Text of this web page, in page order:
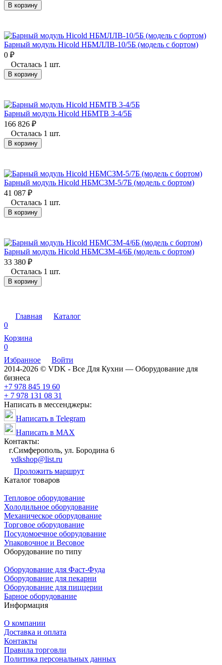
В корзину
Барный модуль Hicold НБМЛЛВ-10/5Б (модель с бортом)
0 ₽
Осталась 1 шт.
В корзину
Барный модуль Hicold НБМТВ 3-4/5Б
166 826 ₽
Осталась 1 шт.
В корзину
Барный модуль Hicold НБМСЗМ-5/7Б (модель с бортом)
41 087 ₽
Осталась 1 шт.
В корзину
Барный модуль Hicold НБМСЗМ-4/6Б (модель с бортом)
33 380 ₽
Осталась 1 шт.
В корзину
Главная
Каталог
0
Корзина
0
Избранное
Войти
2014-2026 © VDK - Все Для Кухни — Оборудование для
бизнеса
+7 978 845 19 60
+ 7 978 131 08 31
Написать в мессенджеры:
Написать в Telegram
Написать в MAX
Контакты:
г.Симферополь, ул. Бородина 6
vdkshop@list.ru
Проложить маршрут
Каталог товаров
Тепловое оборудование
Холодильное оборудование
Механическое оборудование
Торговое оборудование
Посудомоечное оборудование
Упаковочное и Весовое
Оборудование по типу
Оборудование для Фаст-Фуда
Оборудование для пекарни
Оборудование для пиццерии
Барное оборудование
Информация
О компании
Доставка и оплата
Контакты
Правила торговли
Политика персональных данных